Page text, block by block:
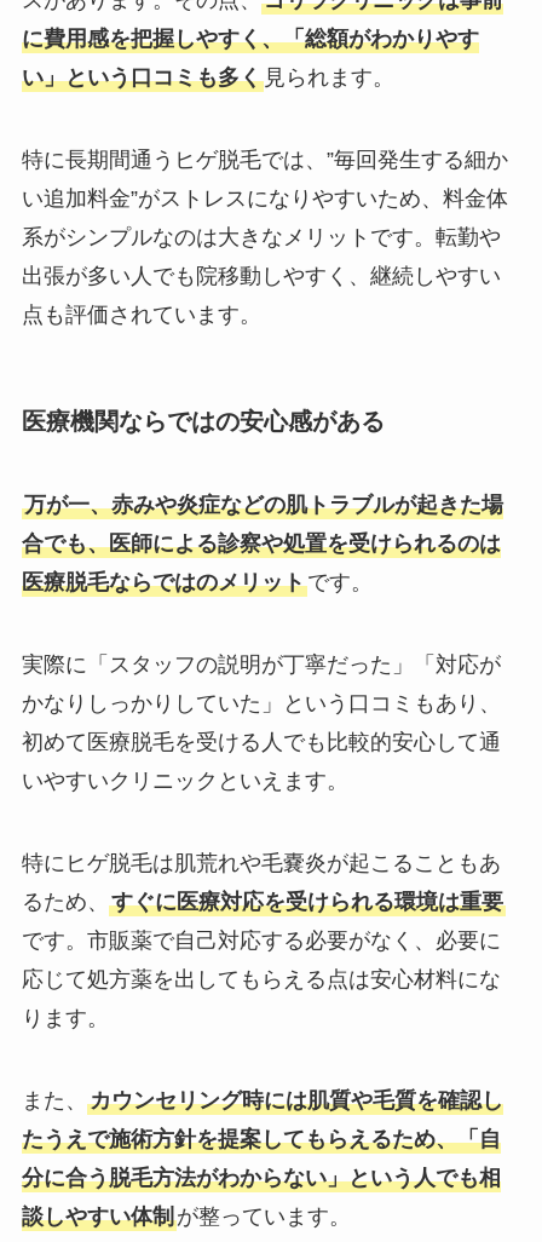
に費用感を把握しやすく、「総額がわかりやす
い」という口コミも多く見られます。
特に長期間通うヒゲ脱毛では、”毎回発生する細か
い追加料金”がストレスになりやすいため、料金体
系がシンプルなのは大きなメリットです。転勤や
出張が多い人でも院移動しやすく、継続しやすい
点も評価されています。
医療機関ならではの安心感がある
万が一、赤みや炎症などの肌トラブルが起きた場
合でも、医師による診察や処置を受けられるのは
医療脱毛ならではのメリットです。
実際に「スタッフの説明が丁寧だった」「対応が
かなりしっかりしていた」という口コミもあり、
初めて医療脱毛を受ける人でも比較的安心して通
いやすいクリニックといえます。
特にヒゲ脱毛は肌荒れや毛嚢炎が起こることもあ
るため、 すぐに医療対応を受けられる環境は重要
です。市販薬で自己対応する必要がなく、必要に
応じて処方薬を出してもらえる点は安心材料にな
ります。
また、 カウンセリング時には肌質や毛質を確認し
たうえで施術方針を提案してもらえるため、「自
分に合う脱毛方法がわからない」という人でも相
談しやすい体制が整っています。